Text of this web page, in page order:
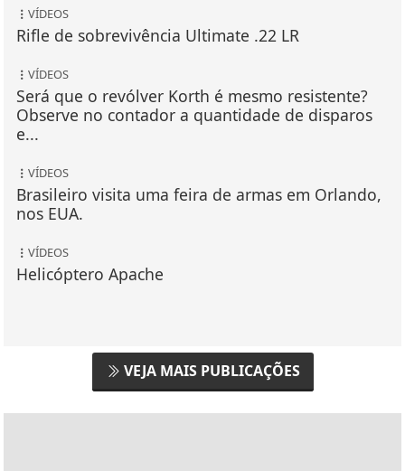
VÍDEOS
Rifle de sobrevivência Ultimate .22 LR
VÍDEOS
Será que o revólver Korth é mesmo resistente?
Observe no contador a quantidade de disparos
e...
VÍDEOS
Brasileiro visita uma feira de armas em Orlando,
nos EUA.
VÍDEOS
Helicóptero Apache
VEJA MAIS PUBLICAÇÕES